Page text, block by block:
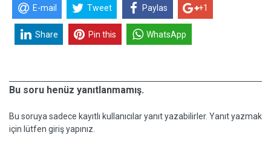
E-mail Tweet Paylas +1
Share Pin this WhatsApp
Bu soru henüz yanıtlanmamış.
Bu soruya sadece kayıtlı kullanıcılar yanıt yazabilirler. Yanıt yazmak
için lütfen giriş yapınız.